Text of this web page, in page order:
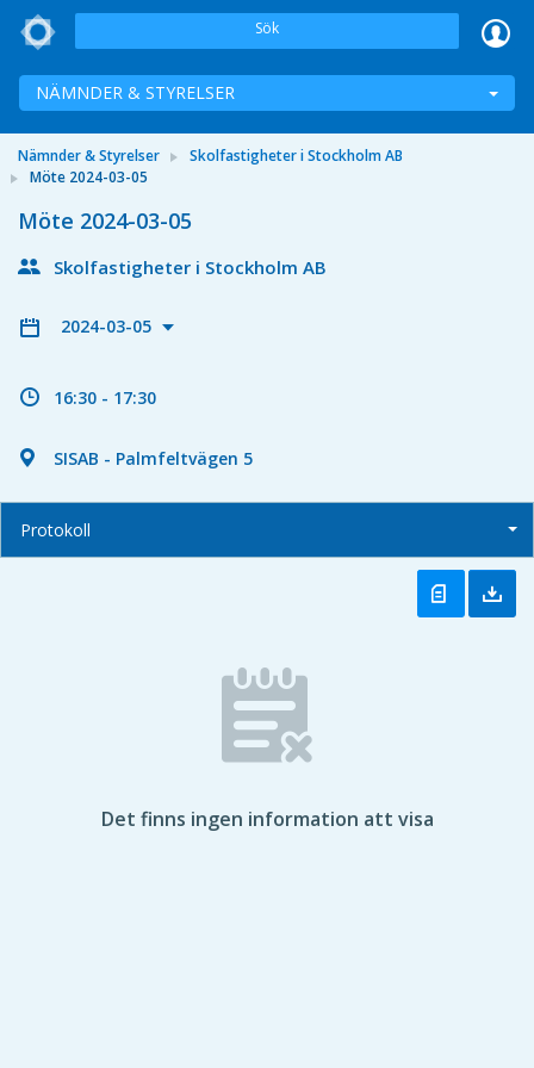
Sök
NÄMNDER & STYRELSER
Nämnder & Styrelser
Skolfastigheter i Stockholm AB
Möte 2024-03-05
Möte 2024-03-05
Skolfastigheter i Stockholm AB
2024-03-05
16:30 - 17:30
SISAB - Palmfeltvägen 5
Protokoll
Det finns ingen information att visa